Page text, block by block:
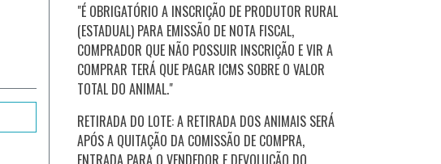
"É OBRIGATÓRIO A INSCRIÇÃO DE PRODUTOR RURAL
(ESTADUAL) PARA EMISSÃO DE NOTA FISCAL,
COMPRADOR QUE NÃO POSSUIR INSCRIÇÃO E VIR A
COMPRAR TERÁ QUE PAGAR ICMS SOBRE O VALOR
TOTAL DO ANIMAL."
RETIRADA DO LOTE: A RETIRADA DOS ANIMAIS SERÁ
APÓS A QUITAÇÃO DA COMISSÃO DE COMPRA,
ENTRADA PARA O VENDEDOR E DEVOLUÇÃO DO